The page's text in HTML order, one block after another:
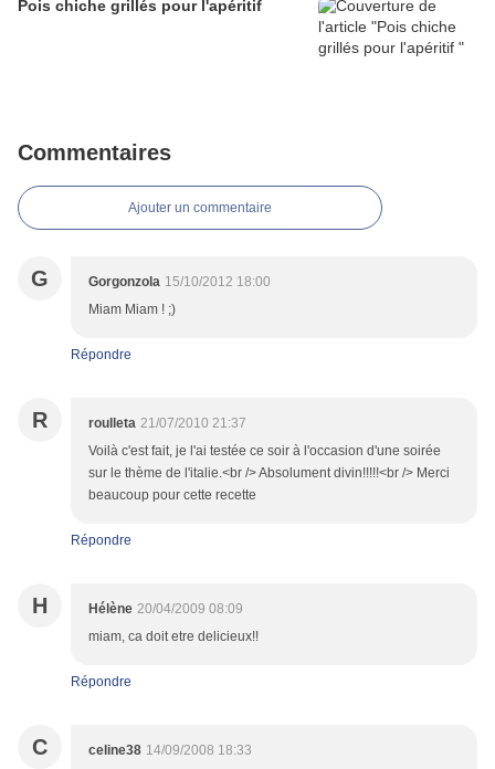
Pois chiche grillés pour l'apéritif
Commentaires
Ajouter un commentaire
G Gorgonzola 15/10/2012 18:00
Miam Miam ! ;)
Répondre
R roulleta 21/07/2010 21:37
Voilà c'est fait, je l'ai testée ce soir à l'occasion d'une soirée
sur le thème de l'italie.<br /> Absolument divin!!!!!<br /> Merci
beaucoup pour cette recette
Répondre
H Hélène 20/04/2009 08:09
miam, ca doit etre delicieux!!
Répondre
C celine38 14/09/2008 18:33